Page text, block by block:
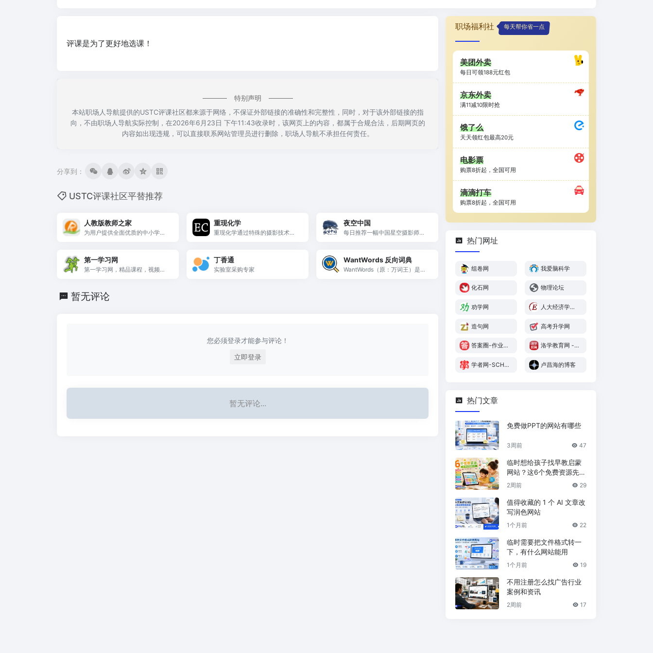
评课是为了更好地选课！
特别声明
本站职场人导航提供的USTC评课社区都来源于网络，不保证外部链接的准确性和完整性，同时，对于该外部链接的指
向，不由职场人导航实际控制，在2026年6月23日 下午11:43收录时，该网页上的内容，都属于合规合法，后期网页的
内容如出现违规，可以直接联系网站管理员进行删除，职场人导航不承担任何责任。
分享到：
USTC评课社区平替推荐
人教版教师之家
为用户提供全面优质的中小学教
重现化学
重现化学通过特殊的摄影技术，
项目，也是2019年度「科普中
国」孵化支持项目。
夜空中国
每日推荐一幅中国星空摄影师的
第一学习网
第一学习网，精品课程，视频教
丁香通
实验室采购专家
WantWords 反向词典
WantWords（原：万词王）是唯
暂无评论
您必须登录才能参与评论！
立即登录
暂无评论...
职场福利社 每天帮你省一点
美团外卖
每日可领188元红包
京东外卖
满11减10限时抢
饿了么
天天领红包最高20元
电影票
购票8折起，全国可用
滴滴打车
购票8折起，全国可用
热门网址
组卷网 我爱脑科学
化石网 物理论坛
劝学网
人大经济学论
造句网
高考升学网
答案圈-作业答
业答案-课后作
洛学教育网 -
术人员继续教
学者网-SCHO
卢昌海的博客
热门文章
免费做PPT的网站有哪些
3周前 47
临时想给孩子找早教启蒙
网站？这6个免费资源先收
藏
2周前 29
值得收藏的 1 个 AI 文章改
写润色网站
1个月前 22
临时需要把文件格式转一
下，有什么网站能用
1个月前 19
不用注册怎么找广告行业
案例和资讯
2周前 17